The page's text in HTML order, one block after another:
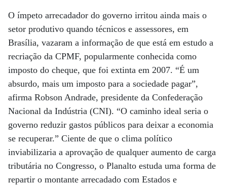
O ímpeto arrecadador do governo irritou ainda mais o
setor produtivo quando técnicos e assessores, em
Brasília, vazaram a informação de que está em estudo a
recriação da CPMF, popularmente conhecida como
imposto do cheque, que foi extinta em 2007. “É um
absurdo, mais um imposto para a sociedade pagar”,
afirma Robson Andrade, presidente da Confederação
Nacional da Indústria (CNI). “O caminho ideal seria o
governo reduzir gastos públicos para deixar a economia
se recuperar.” Ciente de que o clima político
inviabilizaria a aprovação de qualquer aumento de carga
tributária no Congresso, o Planalto estuda uma forma de
repartir o montante arrecadado com Estados e